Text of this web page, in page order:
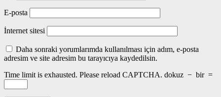
E-posta
İnternet sitesi
Daha sonraki yorumlarımda kullanılması için adım, e-posta
adresim ve site adresim bu tarayıcıya kaydedilsin.
Time limit is exhausted. Please reload CAPTCHA. dokuz − bir =